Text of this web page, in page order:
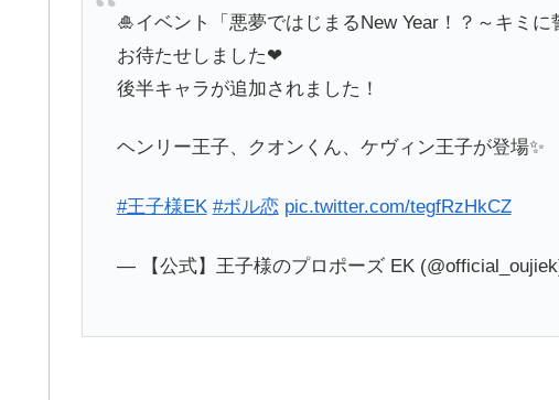
🎍イベント「悪夢ではじまるNew Year！？～キミ
お待たせしました❤
後半キャラが追加されました！
ヘンリー王子、クオンくん、ケヴィン王子が登場✨
#王子様EK #ボル恋 pic.twitter.com/tegfRzHkCZ
— 【公式】王子様のプロポーズ EK